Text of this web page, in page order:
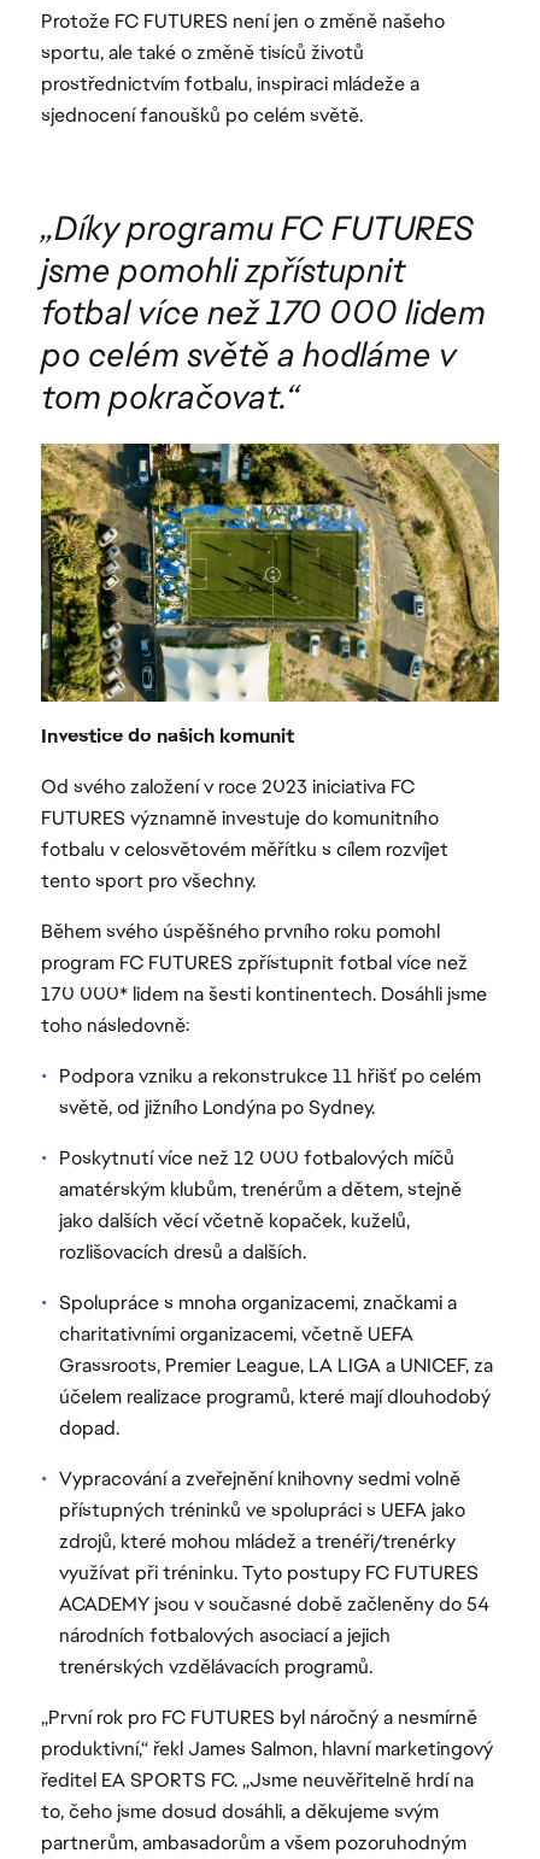
Protože FC FUTURES není jen o změně našeho
sportu, ale také o změně tisíců životů
prostřednictvím fotbalu, inspiraci mládeže a
sjednocení fanoušků po celém světě.
„Díky programu FC FUTURES
jsme pomohli zpřístupnit
fotbal více než 170 000 lidem
po celém světě a hodláme v
tom pokračovat.“
Investice do našich komunit
Od svého založení v roce 2023 iniciativa FC
FUTURES významně investuje do komunitního
fotbalu v celosvětovém měřítku s cílem rozvíjet
tento sport pro všechny.
Během svého úspěšného prvního roku pomohl
program FC FUTURES zpřístupnit fotbal více než
170 000* lidem na šesti kontinentech. Dosáhli jsme
toho následovně:
Podpora vzniku a rekonstrukce 11 hřišť po celém
světě, od jižního Londýna po Sydney.
Poskytnutí více než 12 000 fotbalových míčů
amatérským klubům, trenérům a dětem, stejně
jako dalších věcí včetně kopaček, kuželů,
rozlišovacích dresů a dalších.
Spolupráce s mnoha organizacemi, značkami a
charitativními organizacemi, včetně UEFA
Grassroots, Premier League, LA LIGA a UNICEF, za
účelem realizace programů, které mají dlouhodobý
dopad.
Vypracování a zveřejnění knihovny sedmi volně
přístupných tréninků ve spolupráci s UEFA jako
zdrojů, které mohou mládež a trenéři/trenérky
využívat při tréninku. Tyto postupy FC FUTURES
ACADEMY jsou v současné době začleněny do 54
národních fotbalových asociací a jejich
trenérských vzdělávacích programů.
„První rok pro FC FUTURES byl náročný a nesmírně
produktivní,“ řekl James Salmon, hlavní marketingový
ředitel EA SPORTS FC. „Jsme neuvěřitelně hrdí na
to, čeho jsme dosud dosáhli, a děkujeme svým
partnerům, ambasadorům a všem pozoruhodným